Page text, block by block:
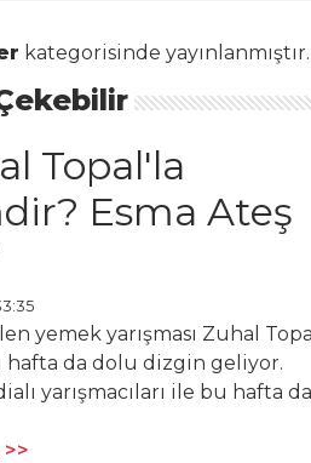
kategorisinde yayınlanmıştır.
Topal'la
Esma Ateş
yemek yarışması Zuhal
hafta da dolu dizgin geliyor.
yarışmacıları ile bu hafta da
>>